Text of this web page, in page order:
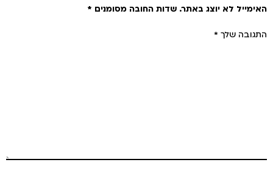
לא יוצג באתר. שדות החובה מסומנים*
שלך *